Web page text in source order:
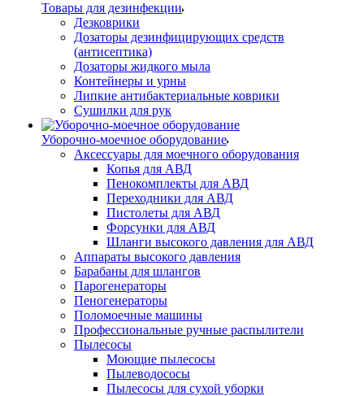
Товары для дезинфекции
Дезковрики
Дозаторы дезинфицирующих средств
(антисептика)
Дозаторы жидкого мыла
Контейнеры и урны
Липкие антибактериальные коврики
Сушилки для рук
Уборочно-моечное оборудование
Аксессуары для моечного оборудования
Копья для АВД
Пенокомплекты для АВД
Переходники для АВД
Пистолеты для АВД
Форсунки для АВД
Шланги высокого давления для АВД
Аппараты высокого давления
Барабаны для шлангов
Парогенераторы
Пеногенераторы
Поломоечные машины
Профессиональные ручные распылители
Пылесосы
Моющие пылесосы
Пылеводососы
Пылесосы для сухой уборки